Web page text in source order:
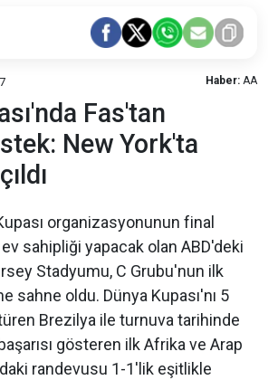
Haber: AA
Fas'tan
New York'ta
organizasyonunun final
sahipliği yapacak olan ABD'deki
Stadyumu, C Grubu'nun ilk
sahne oldu. Dünya Kupası'nı 5
Brezilya ile turnuva tarihinde
gösteren ilk Afrika ve Arap
randevusu 1-1'lik eşitlikle